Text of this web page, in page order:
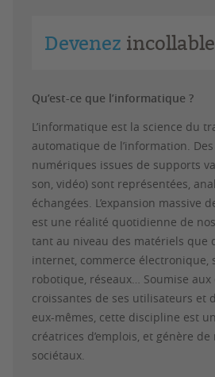
Devenez
Qu’est-ce que l’informatique ?
L’informatique est la science du
automatique de l’information.
numériques issues de supports
son, vidéo) sont représentées,
échangées. L’expansion massive
est une réalité quotidienne de
tant au niveau des matériels que
internet, commerce électronique,
robotique, réseaux… Soumise aux
croissantes de ses utilisateurs et
eux-mêmes, cette discipline est
créatrices d’emplois, et génère
sociétaux.